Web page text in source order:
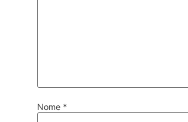
Nome *